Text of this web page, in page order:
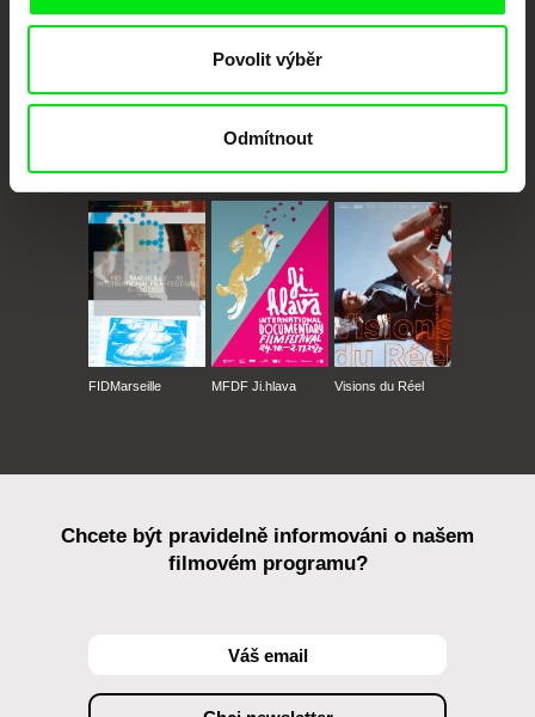
Povolit výběr
Odmítnout
FIDMarseille MFDF Ji.hlava Visions du Réel
Chcete být pravidelně informováni o našem
filmovém programu?